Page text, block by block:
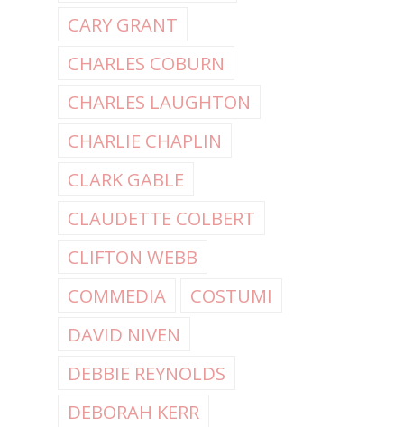
CARY GRANT
CHARLES COBURN
CHARLES LAUGHTON
CHARLIE CHAPLIN
CLARK GABLE
CLAUDETTE COLBERT
CLIFTON WEBB
COMMEDIA
COSTUMI
DAVID NIVEN
DEBBIE REYNOLDS
DEBORAH KERR